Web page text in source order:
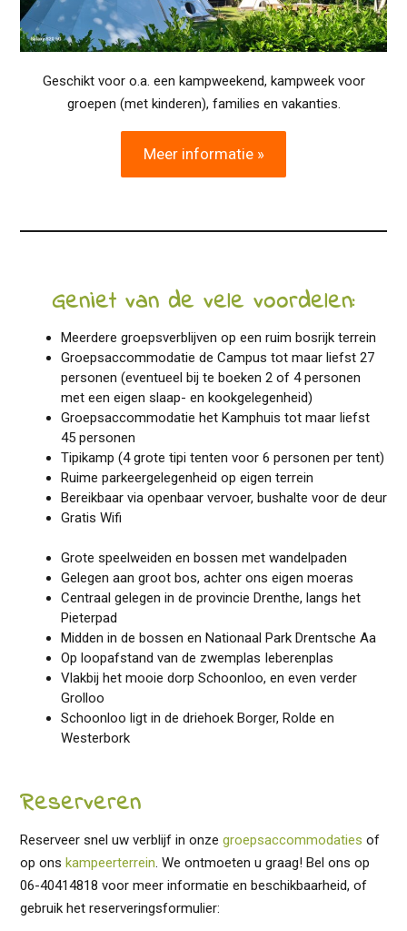
Geschikt voor o.a. een kampweekend, kampweek voor
groepen (met kinderen), families en vakanties.
Meer informatie »
Geniet van de vele voordelen:
Meerdere groepsverblijven op een ruim bosrijk terrein
Groepsaccommodatie de Campus tot maar liefst 27
personen (eventueel bij te boeken 2 of 4 personen
met een eigen slaap- en kookgelegenheid)
Groepsaccommodatie het Kamphuis tot maar liefst
45 personen
Tipikamp (4 grote tipi tenten voor 6 personen per tent)
Ruime parkeergelegenheid op eigen terrein
Bereikbaar via openbaar vervoer, bushalte voor de deur
Gratis Wifi
Grote speelweiden en bossen met wandelpaden
Gelegen aan groot bos, achter ons eigen moeras
Centraal gelegen in de provincie Drenthe, langs het
Pieterpad
Midden in de bossen en Nationaal Park Drentsche Aa
Op loopafstand van de zwemplas Ieberenplas
Vlakbij het mooie dorp Schoonloo, en even verder
Grolloo
Schoonloo ligt in de driehoek Borger, Rolde en
Westerbork
Reserveren
Reserveer snel uw verblijf in onze groepsaccommodaties of
op ons kampeerterrein . We ontmoeten u graag! Bel ons op
06-40414818 voor meer informatie en beschikbaarheid, of
gebruik het reserveringsformulier: